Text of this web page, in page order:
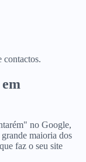
contactos.
em
no Google,
maioria dos
faz o seu site